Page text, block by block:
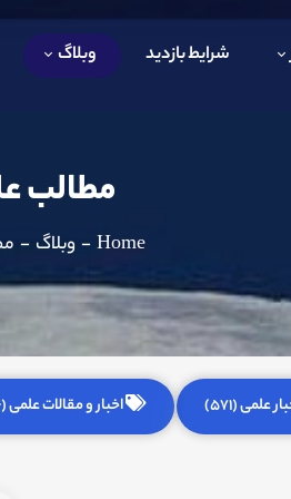
شرایط بازدید وبلاگ
مطالب
Home
- وبلاگ -
علمی (571) اخبار و مقالات علمی (146)